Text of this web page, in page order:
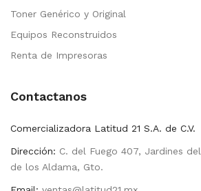
Toner Genérico y Original
Equipos Reconstruidos
Renta de Impresoras
Contactanos
Comercializadora Latitud 21 S.A. de C.V.
Dirección: C. del Fuego 407, Jardines
de los Aldama, Gto.